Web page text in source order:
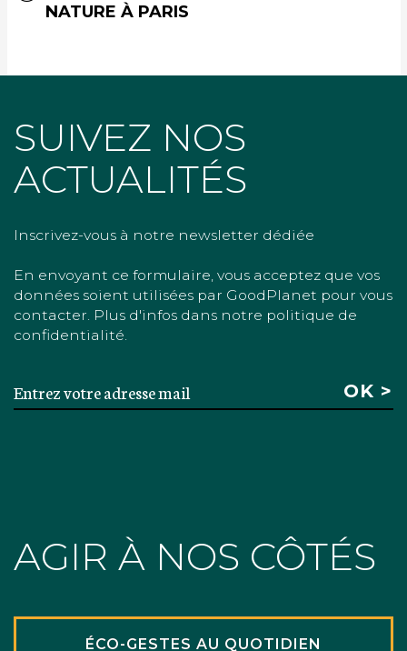
NATURE À PARIS
SUIVEZ NOS
ACTUALITÉS
Inscrivez-vous à notre newsletter dédiée
En envoyant ce formulaire, vous acceptez que vos
données soient utilisées par GoodPlanet pour vous
contacter. Plus d'infos dans notre politique de
confidentialité.
AGIR À NOS CÔTÉS
ÉCO-GESTES AU QUOTIDIEN